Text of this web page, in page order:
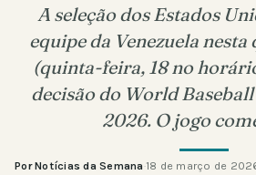
A seleção dos Estados
equipe da Venezuela
(quinta-feira, 18 no
decisão do World
2026. O jogo
Por Notícias da Semana·18 de março de